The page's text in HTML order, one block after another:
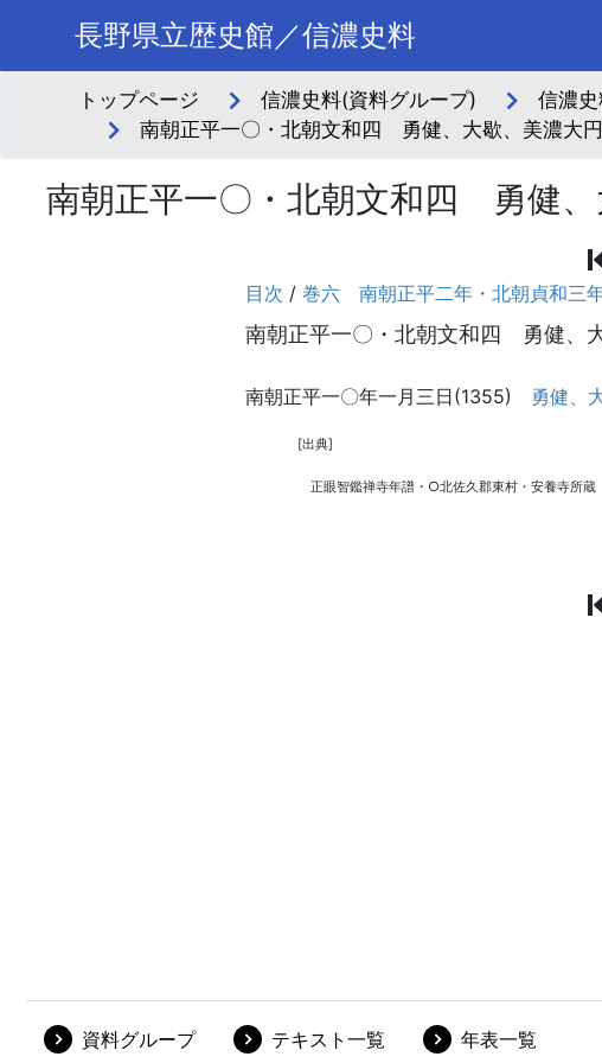
長野県立歴史館／信濃史料
トップページ 信濃史料(資料グループ) 信濃
南朝正平一〇・北朝文和四 勇健、大歇、美濃大
南朝正平一〇・北朝文和四 勇健、
資料グループ テキスト一覧 年表一覧